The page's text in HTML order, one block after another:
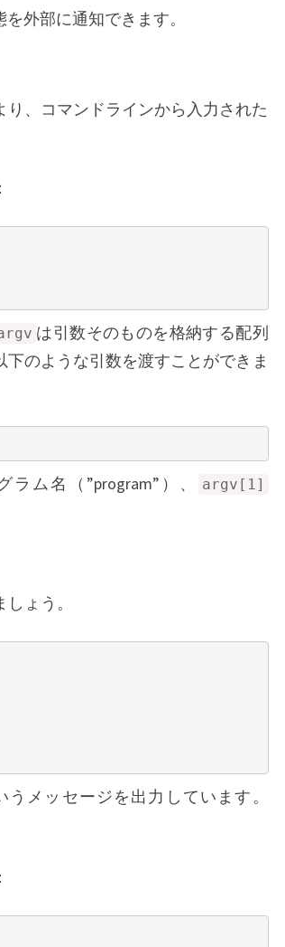
外部に通知できます。
、コマンドラインから入力された
は引数そのものを格納する配列
のような引数を渡すことができま
ラム名（”program”）、 argv[1]
ょう。
うメッセージを出力しています。